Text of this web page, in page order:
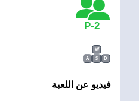
2-P
W
A
S D
فيديو عن اللعبة